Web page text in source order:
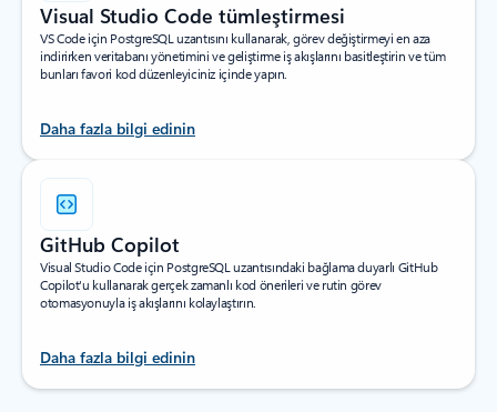
Visual Studio Code tümleştirmesi
VS Code için PostgreSQL uzantısını kullanarak, görev değiştirmeyi en aza
indirirken veritabanı yönetimini ve geliştirme iş akışlarını basitleştirin ve tüm
bunları favori kod düzenleyiciniz içinde yapın.
Daha fazla bilgi edinin
GitHub Copilot
Visual Studio Code için PostgreSQL uzantısındaki bağlama duyarlı GitHub
Copilot'u kullanarak gerçek zamanlı kod önerileri ve rutin görev
otomasyonuyla iş akışlarını kolaylaştırın.
Daha fazla bilgi edinin